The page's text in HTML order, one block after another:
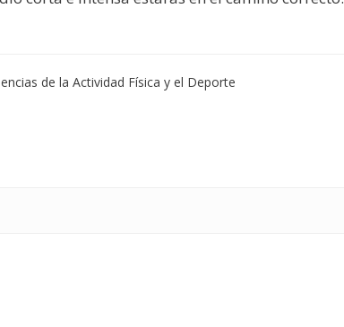
de la Actividad Física y el Deporte